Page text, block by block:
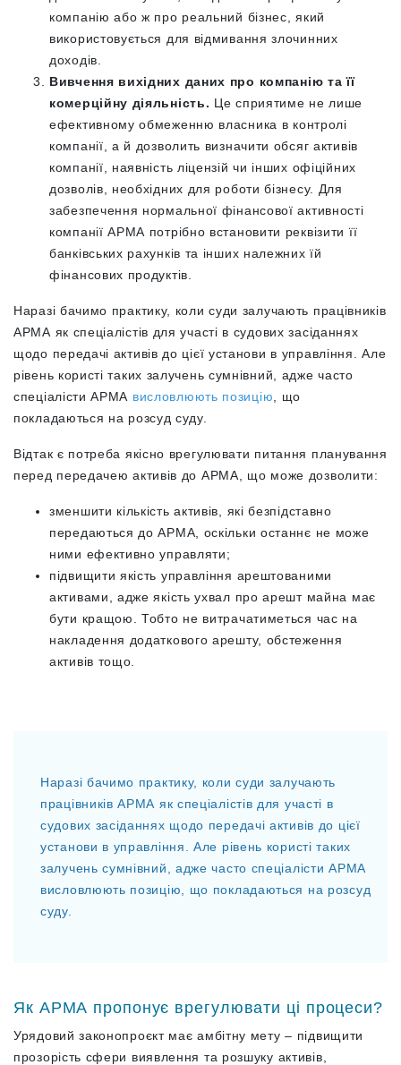
компанію або ж про реальний бізнес, який
використовується для відмивання злочинних
доходів.
Вивчення вихідних даних про компанію та її
комерційну діяльність. Це сприятиме не лише
ефективному обмеженню власника в контролі
компанії, а й дозволить визначити обсяг активів
компанії, наявність ліцензій чи інших офіційних
дозволів, необхідних для роботи бізнесу. Для
забезпечення нормальної фінансової активності
компанії АРМА потрібно встановити реквізити її
банківських рахунків та інших належних їй
фінансових продуктів.
Наразі бачимо практику, коли суди залучають працівників
АРМА як спеціалістів для участі в судових засіданнях
щодо передачі активів до цієї установи в управління. Але
рівень користі таких залучень сумнівний, адже часто
спеціалісти АРМА висловлюють позицію , що
покладаються на розсуд суду.
Відтак є потреба якісно врегулювати питання планування
перед передачею активів до АРМА, що може дозволити:
зменшити кількість активів, які безпідставно
передаються до АРМА, оскільки останнє не може
ними ефективно управляти;
підвищити якість управління арештованими
активами, адже якість ухвал про арешт майна має
бути кращою. Тобто не витрачатиметься час на
накладення додаткового арешту, обстеження
активів тощо.
Наразі бачимо практику, коли суди залучають
працівників АРМА як спеціалістів для участі в
судових засіданнях щодо передачі активів до цієї
установи в управління. Але рівень користі таких
залучень сумнівний, адже часто спеціалісти АРМА
висловлюють позицію, що покладаються на розсуд
суду.
Як АРМА пропонує врегулювати ці процеси?
Урядовий законопроєкт має амбітну мету – підвищити
прозорість сфери виявлення та розшуку активів,